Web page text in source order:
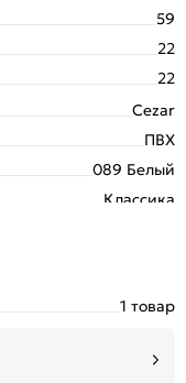
59
22
22
Cezar
ПВХ
089 Белый
Классика
1 товар